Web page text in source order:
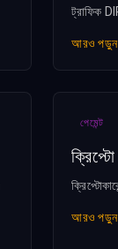
ট্রাফিক
আরও পড়ুন
পেমেন্ট
ক্রিপ্টো
আরও পড়ুন